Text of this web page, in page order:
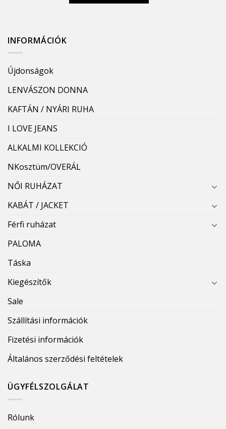
INFORMÁCIÓK
Újdonságok
LENVÁSZON DONNA
KAFTÁN / NYÁRI RUHA
I LOVE JEANS
ALKALMI KOLLEKCIÓ
NKosztüm/OVERÁL
NŐI RUHÁZAT
KABÁT / JACKET
Férfi ruházat
PALOMA
Táska
Kiegészítők
Sale
Szállítási információk
Fizetési információk
Általános szerződési feltételek
ÜGYFÉLSZOLGÁLAT
Rólunk